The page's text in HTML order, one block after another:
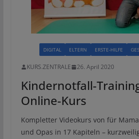
DIGITAL ELTERN ERSTE-HILFE
KURS.ZENTRALE 26. April 2020
Kindernotfall-
Online-Kurs
Kompletter Videokurs von für
und Opas in 17 Kapiteln –